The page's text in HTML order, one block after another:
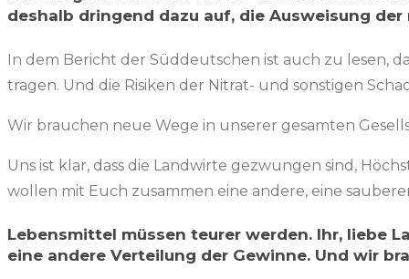
deshalb dringend dazu auf, die Ausweisung
In dem Bericht der Süddeutschen ist auch zu lesen,
tragen. Und die Risiken der Nitrat- und sonstigen
Wir brauchen neue Wege in unserer gesamten
Uns ist klar, dass die Landwirte gezwungen sind,
wollen mit Euch zusammen eine andere, eine
Lebensmittel müssen teurer werden. Ihr, liebe
eine andere Verteilung der Gewinne. Und wir